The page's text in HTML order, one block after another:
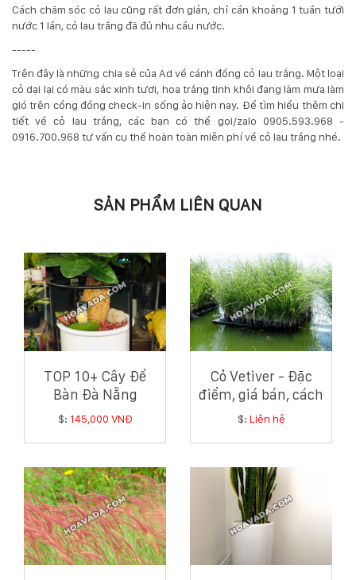
Cách chăm sóc cỏ lau cũng rất đơn giản, chỉ cần khoảng 1 tuần tưới
nước 1 lần, cỏ lau trắng đã đủ nhu cầu nước.
-----
Trên đây là những chia sẻ của Ad về cánh đồng cỏ lau trắng. Một loại
cỏ dại lại có màu sắc xinh tươi, hoa trắng tinh khôi đang làm mưa làm
gió trên cồng đồng check-in sống ảo hiện nay. Để tìm hiểu thêm chi
tiết về cỏ lau trắng, các bạn có thể gọi/zalo 0905.593.968 -
0916.700.968 tư vấn cụ thể hoàn toàn miễn phí về cỏ lau trắng nhé.
SẢN PHẨM LIÊN QUAN
TOP 10+ Cây Để
Bàn Đà Nẵng
Phong Thủy Tốt,
$: 145,000 VNĐ
Cỏ Vetiver - Đặc
điểm, giá bán, cách
trồng và chăm sóc
$: Liên hệ